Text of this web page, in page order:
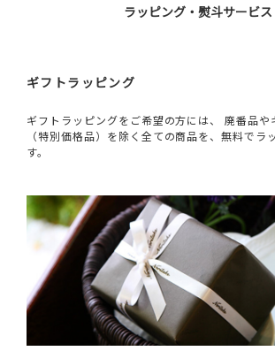
ラッピング・熨斗サービス
ギフトラッピング
ギフトラッピングをご希望の方には、 廃番品や
（特別価格品）を除く全ての商品を、無料でラ
す。